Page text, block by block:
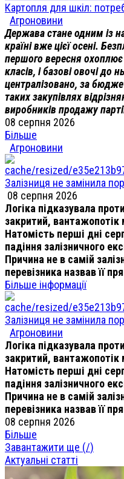
Картопля для шкіл:
Агроновини
Держава стане одним із
країні вже цієї осені.
першого вересня
класів, і базові овочі до
централізовано, за
таких закупівлях
виробників продажу
08 серпня 2026
Більше
Агроновини
Залізниця не замінила
08 серпня 2026
Логіка підказувала
закритий,
Натомість перші дні
падіння залізничного
Причина не в самій
перевізника назвав її
Більше інформації
Залізниця не замінила
Агроновини
Логіка підказувала
закритий,
Натомість перші дні
падіння залізничного
Причина не в самій
перевізника назвав її
08 серпня 2026
Більше
Завантажити ще (/)
Актуальні статті